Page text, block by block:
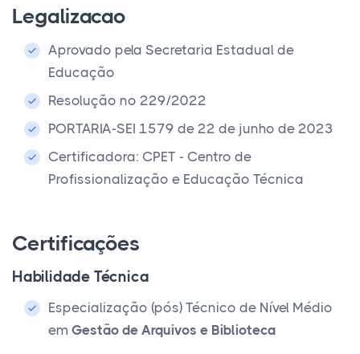
Legalizacao
Aprovado pela Secretaria Estadual de
Educação
Resolução nº 229/2022
PORTARIA-SEI 1579 de 22 de junho de 2023
Certificadora: CPET - Centro de
Profissionalização e Educação Técnica
Certificações
Habilidade Técnica
Especialização (pós) Técnico de Nível Médio
em Gestão de Arquivos e Biblioteca